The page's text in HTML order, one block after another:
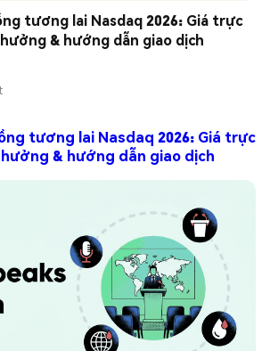
tương lai Nasdaq 2026: Giá trực
& hướng dẫn giao dịch
tương lai Nasdaq 2026: Giá trực
& hướng dẫn giao dịch